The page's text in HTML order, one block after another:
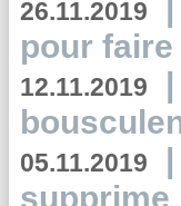
26.11.2019 |
pour
12.11.2019 |
05.11.2019 |
supprime